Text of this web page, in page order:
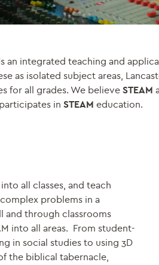
an integrated teaching and
as isolated subject areas,
for all grades. We believe STEAM
in STEAM education.
all classes, and teach
problems in a
through classrooms
into all areas. From student-
in social studies to using 3D
the biblical tabernacle,